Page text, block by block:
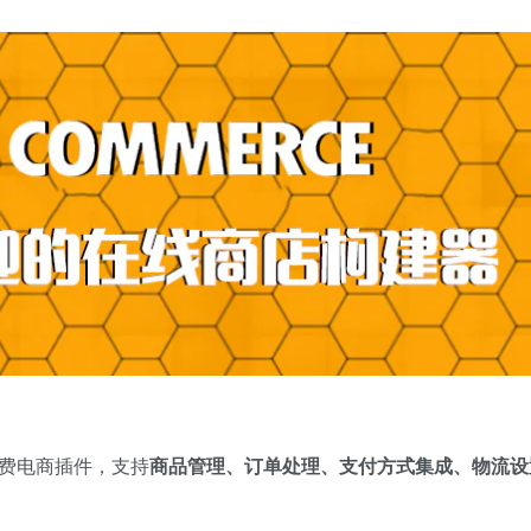
电商插件，支持商品管理、订单处理、支付方式集成、物流